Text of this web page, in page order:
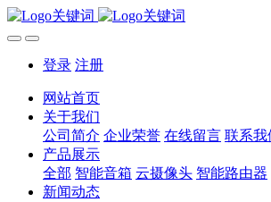
登录 注册
网站首页
关于我们
公司简介 企业荣誉 在线留言 联系我
产品展示
全部 智能音箱 云摄像头 智能路由器
新闻动态